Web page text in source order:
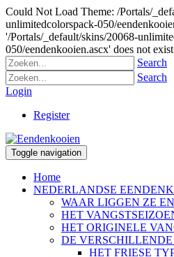
Could Not Load Theme: /Portals/
unlimitedcolorspack-050/
'/Portals/_default/skins/20068-
050/eendenkooien.ascx' does not
Search
Search
Login
Register
Toggle navigation
Home
NEDERLANDSE
WAAR LIGGEN ZE
HET
HET ORIGINELE
DE VERSCHILLENDE
HET FRIESE